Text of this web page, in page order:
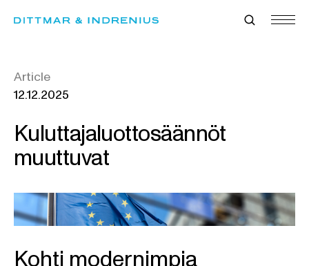
Article
12.12.2025
Kuluttajaluottosäännöt
muuttuvat
Kohti modernimpia